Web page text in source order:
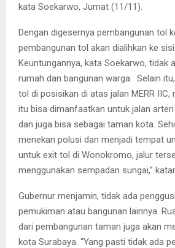
kata Soekarwo, Jumat (11/11).
Dengan digesernya pembangunan tol
pembangunan tol akan dialihkan ke
Keuntungannya, kata Soekarwo, tidak
rumah dan bangunan warga. Selain
tol di posisikan di atas jalan MERR IIC,
itu bisa dimanfaatkan untuk jalan
dan juga bisa sebagai taman kota.
menekan polusi dan menjadi tempat
untuk exit tol di Wonokromo, jalur
menggunakan sempadan sungai,”
Gubernur menjamin, tidak ada
pemukiman atau bangunan lainnya.
dari pembangunan taman juga akan
kota Surabaya. “Yang pasti tidak ada